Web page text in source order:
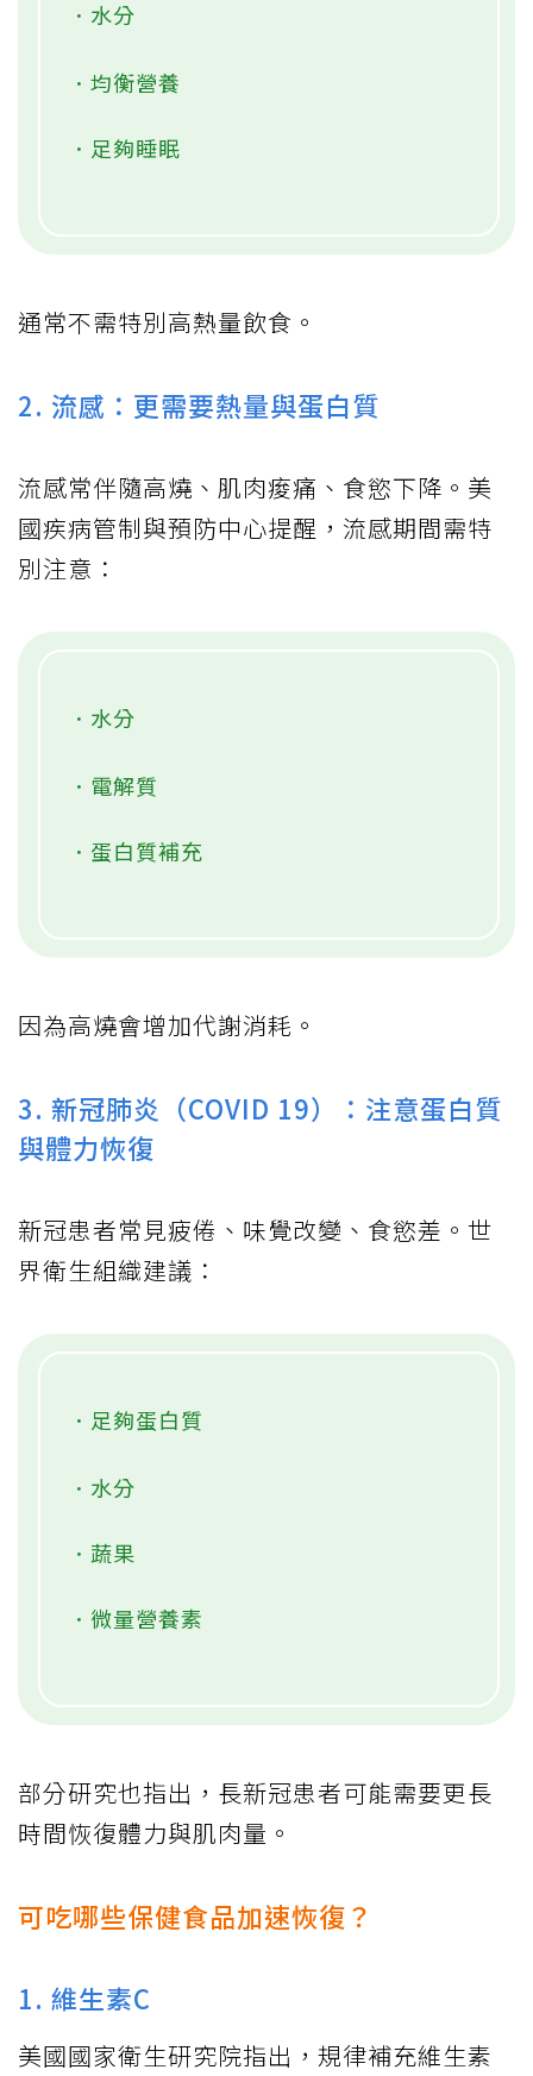
．水分
．均衡營養
．足夠睡眠
通常不需特別高熱量飲食。
2. 流感：更需要熱量與蛋白質
流感常伴隨高燒、肌肉痠痛、食慾下降。美
國疾病管制與預防中心提醒，流感期間需特
別注意：
．水分
．電解質
．蛋白質補充
因為高燒會增加代謝消耗。
3. 新冠肺炎（COVID 19）：注意蛋白質
與體力恢復
新冠患者常見疲倦、味覺改變、食慾差。世
界衛生組織建議：
．足夠蛋白質
．水分
．蔬果
．微量營養素
部分研究也指出，長新冠患者可能需要更長
時間恢復體力與肌肉量。
可吃哪些保健食品加速恢復？
1. 維生素C
美國國家衛生研究院指出，規律補充維生素